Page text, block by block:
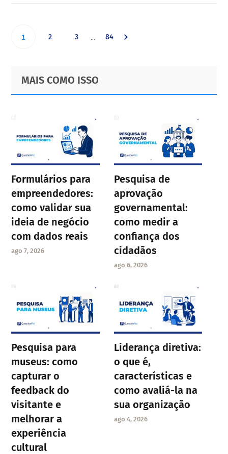
Go
page
1 Go
page
2 Go
page
3
pages
… Go
84
Primary
Sidebar
Footer
MAIS COMO ISSO
Formulários para
empreendedores:
como validar sua
ideia de negócio
com dados reais
ago 7, 2026
Pesquisa de
aprovação
governamental:
como medir a
confiança dos
cidadãos
ago 6, 2026
Pesquisa para
museus: como
capturar o
feedback do
visitante e
melhorar a
experiência
cultural
Liderança diretiva:
o que é,
características e
como avaliá-la na
sua organização
ago 4, 2026